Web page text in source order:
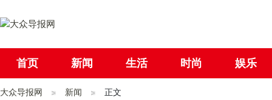
首页 新闻 生活 时尚 娱乐
社会 国际
大众导报网 新闻 正文